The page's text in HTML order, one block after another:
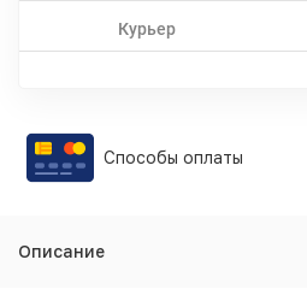
Курьер
Способы оплаты
Описание